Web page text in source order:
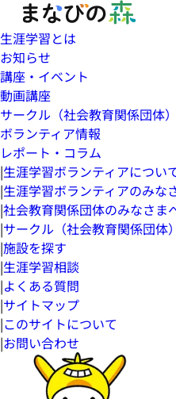
生涯学習とは
お知らせ
講座・イベント
動画講座
サークル（社会教育関係団体）
ボランティア情報
レポート・コラム
|生涯学習ボランティアについ
|生涯学習ボランティアのみな
|社会教育関係団体のみなさま
|サークル（社会教育関係団体
|施設を探す
|生涯学習相談
|よくある質問
|サイトマップ
|このサイトについて
|お問い合わせ